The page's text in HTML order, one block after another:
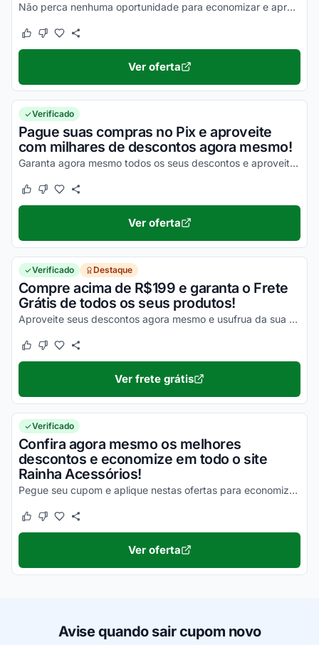
Não perca nenhuma oportunidade para economizar e aproveite agora mesmo com os melhores valores!
Este cupom funcionou
Este cupom não funcionou
Ver oferta
Verificado
Pague suas compras no Pix e aproveite
com milhares de descontos agora mesmo!
Garanta agora mesmo todos os seus descontos e aproveite a sua máxima economia ainda hoje!
Este cupom funcionou
Este cupom não funcionou
Ver oferta
Verificado Destaque
Compre acima de R$199 e garanta o Frete
Grátis de todos os seus produtos!
Aproveite seus descontos agora mesmo e usufrua da sua máxima economia ainda hoje com este benefício!
Este cupom funcionou
Este cupom não funcionou
Ver frete grátis
Verificado
Confira agora mesmo os melhores
descontos e economize em todo o site
Rainha Acessórios!
Pegue seu cupom e aplique nestas ofertas para economizar agora mesmo!
Este cupom funcionou
Este cupom não funcionou
Ver oferta
Avise quando sair cupom novo